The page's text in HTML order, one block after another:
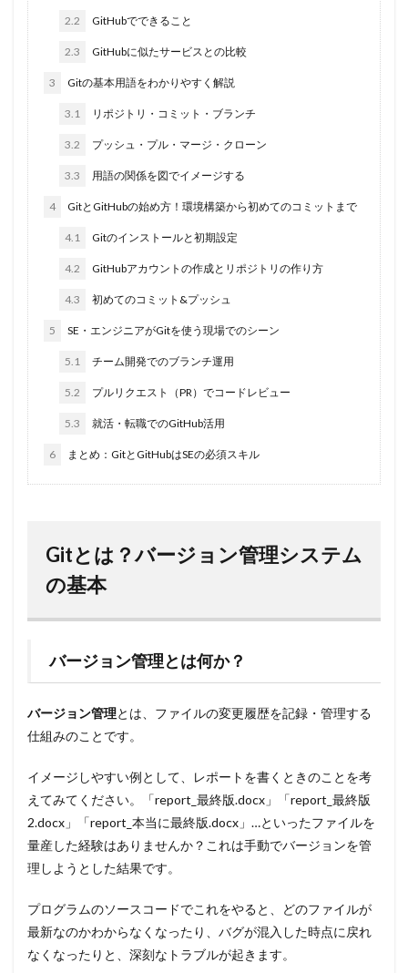
2.2 GitHubでできること
2.3 GitHubに似たサービスとの比較
3 Gitの基本用語をわかりやすく解説
3.1 リポジトリ・コミット・ブランチ
3.2 プッシュ・プル・マージ・クローン
3.3 用語の関係を図でイメージする
4 GitとGitHubの始め方！環境構築から初めてのコミットまで
4.1 Gitのインストールと初期設定
4.2 GitHubアカウントの作成とリポジトリの作り方
4.3 初めてのコミット&プッシュ
5 SE・エンジニアがGitを使う現場でのシーン
5.1 チーム開発でのブランチ運用
5.2 プルリクエスト（PR）でコードレビュー
5.3 就活・転職でのGitHub活用
6 まとめ：GitとGitHubはSEの必須スキル
Gitとは？バージョン管理システム
の基本
バージョン管理とは何か？
バージョン管理とは、ファイルの変更履歴を記録・管理する
仕組みのことです。
イメージしやすい例として、レポートを書くときのことを考
えてみてください。「report_最終版.docx」「report_最終版
2.docx」「report_本当に最終版.docx」…といったファイルを
量産した経験はありませんか？これは手動でバージョンを管
理しようとした結果です。
プログラムのソースコードでこれをやると、どのファイルが
最新なのかわからなくなったり、バグが混入した時点に戻れ
なくなったりと、深刻なトラブルが起きます。